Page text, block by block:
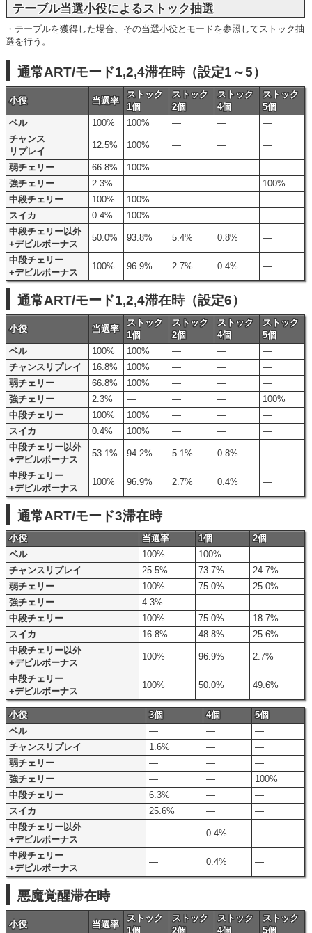
テーブル当選小役によるストック抽選
・テーブルを獲得した場合、その当選小役とモードを参照してストック抽
選を行う。
通常ART/モード1,2,4滞在時（設定1～5）
小役 当選率
ストック
1個
ストック
2個
ストック
4個
ストック
5個
ベル
100% 100% ― ―
―
チャンス
リプレイ
12.5% 100% ― ― ―
弱チェリー 66.8% 100% ― ―
―
強チェリー
2.3% ― ― ―
100%
中段チェリー
100% 100% ― ―
―
スイカ
0.4% 100% ― ―
―
中段チェリー以外
+デビルボーナス
50.0% 93.8% 5.4% 0.8% ―
中段チェリー
+デビルボーナス
100% 96.9% 2.7% 0.4% ―
通常ART/モード1,2,4滞在時（設定6）
小役 当選率
ストック
1個
ストック
2個
ストック
4個
ストック
5個
ベル
100% 100% ― ―
―
チャンスリプレイ
16.8% 100% ― ―
―
弱チェリー
66.8% 100% ― ―
―
強チェリー
2.3% ― ― ―
100%
中段チェリー
100% 100% ― ―
―
スイカ
0.4% 100% ― ―
―
中段チェリー以外
+デビルボーナス
53.1% 94.2% 5.1% 0.8% ―
中段チェリー
+デビルボーナス
100% 96.9% 2.7% 0.4% ―
通常ART/モード3滞在時
小役 当選率 1個
2個
ベル
100% 100%
―
チャンスリプレイ
25.5% 73.7%
24.7%
弱チェリー
100% 75.0%
25.0%
強チェリー
4.3% ―
―
中段チェリー
100% 75.0%
18.7%
スイカ
16.8% 48.8%
25.6%
中段チェリー以外
+デビルボーナス
100% 96.9% 2.7%
中段チェリー
+デビルボーナス
100% 50.0% 49.6%
小役 3個 4個
5個
ベル
― ―
―
チャンスリプレイ
1.6% ―
―
弱チェリー
― ―
―
強チェリー
― ―
100%
中段チェリー
6.3% ―
―
スイカ
25.6% ―
―
中段チェリー以外
+デビルボーナス
― 0.4% ―
中段チェリー
+デビルボーナス
― 0.4% ―
悪魔覚醒滞在時
小役 当選率
ストック
1個
ストック
2個
ストック
4個
ストック
5個